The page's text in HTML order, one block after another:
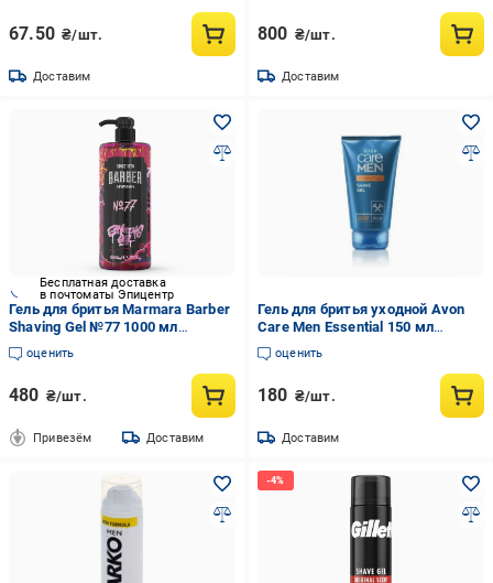
67.50 ₴/шт.
Доставим
800 ₴/шт.
Доставим
Бесплатная доставка
в почтоматы Эпицентр
Гель для бритья Marmara Barber
Shaving Gel №77 1000 мл
(8691541006655)
оценить
480 ₴/шт.
Привезём Доставим
Гель для бритья уходной Avon
Care Men Essential 150 мл
(1322885867)
оценить
180 ₴/шт.
Доставим